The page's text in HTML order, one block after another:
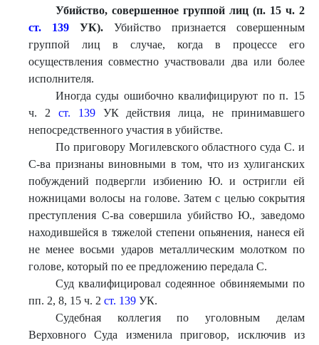
Убийство, совершенное группой лиц (п. 15 ч. 2
ст. 139
УК).
Убийство признается совершенным
группой лиц в случае, когда в процессе его
осуществления совместно участвовали два или более
исполнителя.
Иногда суды ошибочно квалифицируют по п. 15
ч. 2 ст. 139УК действия лица, не принимавшего
непосредственного участия в убийстве.
По приговору Могилевского областного суда С. и
С-ва признаны виновными в том, что из хулиганских
побуждений подвергли избиению Ю. и остригли ей
ножницами волосы на голове. Затем с целью сокрытия
преступления С-ва совершила убийство Ю., заведомо
находившейся в тяжелой степени опьянения, нанеся ей
не менее восьми ударов металлическим молотком по
голове, который по ее предложению передала С.
Суд квалифицировал содеянное обвиняемыми по
пп. 2, 8, 15 ч. 2 ст. 139 УК.
Судебная коллегия по уголовным делам
Верховного Суда изменила приговор, исключив из